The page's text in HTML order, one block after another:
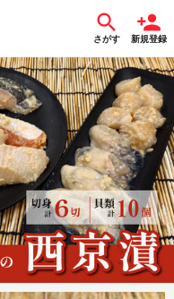
さがす 新規登録